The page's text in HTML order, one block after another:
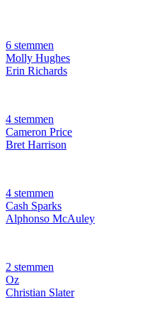
6 stemmen
Molly Hughes
Erin Richards
4 stemmen
Cameron Price
Bret Harrison
4 stemmen
Cash Sparks
Alphonso McAuley
2 stemmen
Oz
Christian Slater